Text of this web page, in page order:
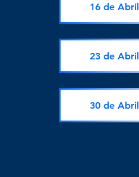
16 de Abril
23 de Abril
30 de Abril